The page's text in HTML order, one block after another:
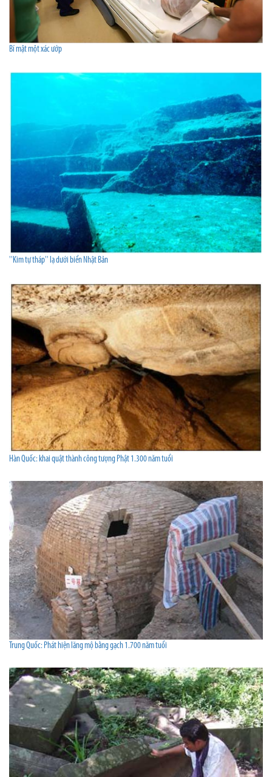
Bí mật một xác ướp
''Kim tự tháp'' lạ dưới biển Nhật Bản
Hàn Quốc: khai quật thành công tượng Phật 1.300 năm tuổi
Trung Quốc: Phát hiện lăng mộ bằng gạch 1.700 năm tuổi